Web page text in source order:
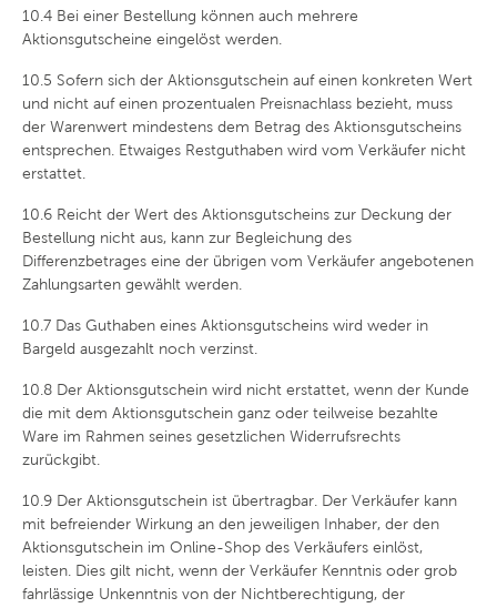
10.4 Bei einer Bestellung können auch mehrere
Aktionsgutscheine eingelöst werden.
10.5 Sofern sich der Aktionsgutschein auf einen konkreten Wert
und nicht auf einen prozentualen Preisnachlass bezieht, muss
der Warenwert mindestens dem Betrag des Aktionsgutscheins
entsprechen. Etwaiges Restguthaben wird vom Verkäufer nicht
erstattet.
10.6 Reicht der Wert des Aktionsgutscheins zur Deckung der
Bestellung nicht aus, kann zur Begleichung des
Differenzbetrages eine der übrigen vom Verkäufer angebotenen
Zahlungsarten gewählt werden.
10.7 Das Guthaben eines Aktionsgutscheins wird weder in
Bargeld ausgezahlt noch verzinst.
10.8 Der Aktionsgutschein wird nicht erstattet, wenn der Kunde
die mit dem Aktionsgutschein ganz oder teilweise bezahlte
Ware im Rahmen seines gesetzlichen Widerrufsrechts
zurückgibt.
10.9 Der Aktionsgutschein ist übertragbar. Der Verkäufer kann
mit befreiender Wirkung an den jeweiligen Inhaber, der den
Aktionsgutschein im Online-Shop des Verkäufers einlöst,
leisten. Dies gilt nicht, wenn der Verkäufer Kenntnis oder grob
fahrlässige Unkenntnis von der Nichtberechtigung, der